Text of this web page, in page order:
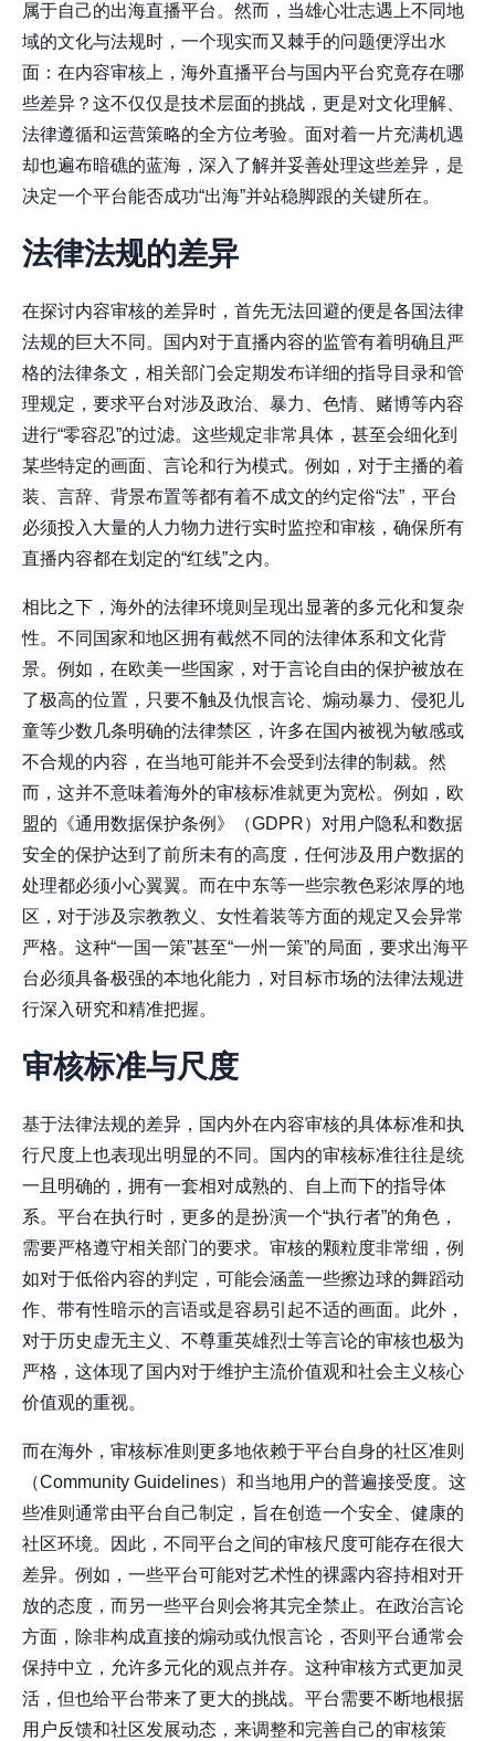
属于自己的出海直播平台。然而，当雄心壮志遇上不同地
域的文化与法规时，一个现实而又棘手的问题便浮出水
面：在内容审核上，海外直播平台与国内平台究竟存在哪
些差异？这不仅仅是技术层面的挑战，更是对文化理解、
法律遵循和运营策略的全方位考验。面对着一片充满机遇
却也遍布暗礁的蓝海，深入了解并妥善处理这些差异，是
决定一个平台能否成功“出海”并站稳脚跟的关键所在。
法律法规的差异
在探讨内容审核的差异时，首先无法回避的便是各国法律
法规的巨大不同。国内对于直播内容的监管有着明确且严
格的法律条文，相关部门会定期发布详细的指导目录和管
理规定，要求平台对涉及政治、暴力、色情、赌博等内容
进行“零容忍”的过滤。这些规定非常具体，甚至会细化到
某些特定的画面、言论和行为模式。例如，对于主播的着
装、言辞、背景布置等都有着不成文的约定俗“法”，平台
必须投入大量的人力物力进行实时监控和审核，确保所有
直播内容都在划定的“红线”之内。
相比之下，海外的法律环境则呈现出显著的多元化和复杂
性。不同国家和地区拥有截然不同的法律体系和文化背
景。例如，在欧美一些国家，对于言论自由的保护被放在
了极高的位置，只要不触及仇恨言论、煽动暴力、侵犯儿
童等少数几条明确的法律禁区，许多在国内被视为敏感或
不合规的内容，在当地可能并不会受到法律的制裁。然
而，这并不意味着海外的审核标准就更为宽松。例如，欧
盟的《通用数据保护条例》（GDPR）对用户隐私和数据
安全的保护达到了前所未有的高度，任何涉及用户数据的
处理都必须小心翼翼。而在中东等一些宗教色彩浓厚的地
区，对于涉及宗教教义、女性着装等方面的规定又会异常
严格。这种“一国一策”甚至“一州一策”的局面，要求出海平
台必须具备极强的本地化能力，对目标市场的法律法规进
行深入研究和精准把握。
审核标准与尺度
基于法律法规的差异，国内外在内容审核的具体标准和执
行尺度上也表现出明显的不同。国内的审核标准往往是统
一且明确的，拥有一套相对成熟的、自上而下的指导体
系。平台在执行时，更多的是扮演一个“执行者”的角色，
需要严格遵守相关部门的要求。审核的颗粒度非常细，例
如对于低俗内容的判定，可能会涵盖一些擦边球的舞蹈动
作、带有性暗示的言语或是容易引起不适的画面。此外，
对于历史虚无主义、不尊重英雄烈士等言论的审核也极为
严格，这体现了国内对于维护主流价值观和社会主义核心
价值观的重视。
而在海外，审核标准则更多地依赖于平台自身的社区准则
（Community Guidelines）和当地用户的普遍接受度。这
些准则通常由平台自己制定，旨在创造一个安全、健康的
社区环境。因此，不同平台之间的审核尺度可能存在很大
差异。例如，一些平台可能对艺术性的裸露内容持相对开
放的态度，而另一些平台则会将其完全禁止。在政治言论
方面，除非构成直接的煽动或仇恨言论，否则平台通常会
保持中立，允许多元化的观点并存。这种审核方式更加灵
活，但也给平台带来了更大的挑战。平台需要不断地根据
用户反馈和社区发展动态，来调整和完善自己的审核策